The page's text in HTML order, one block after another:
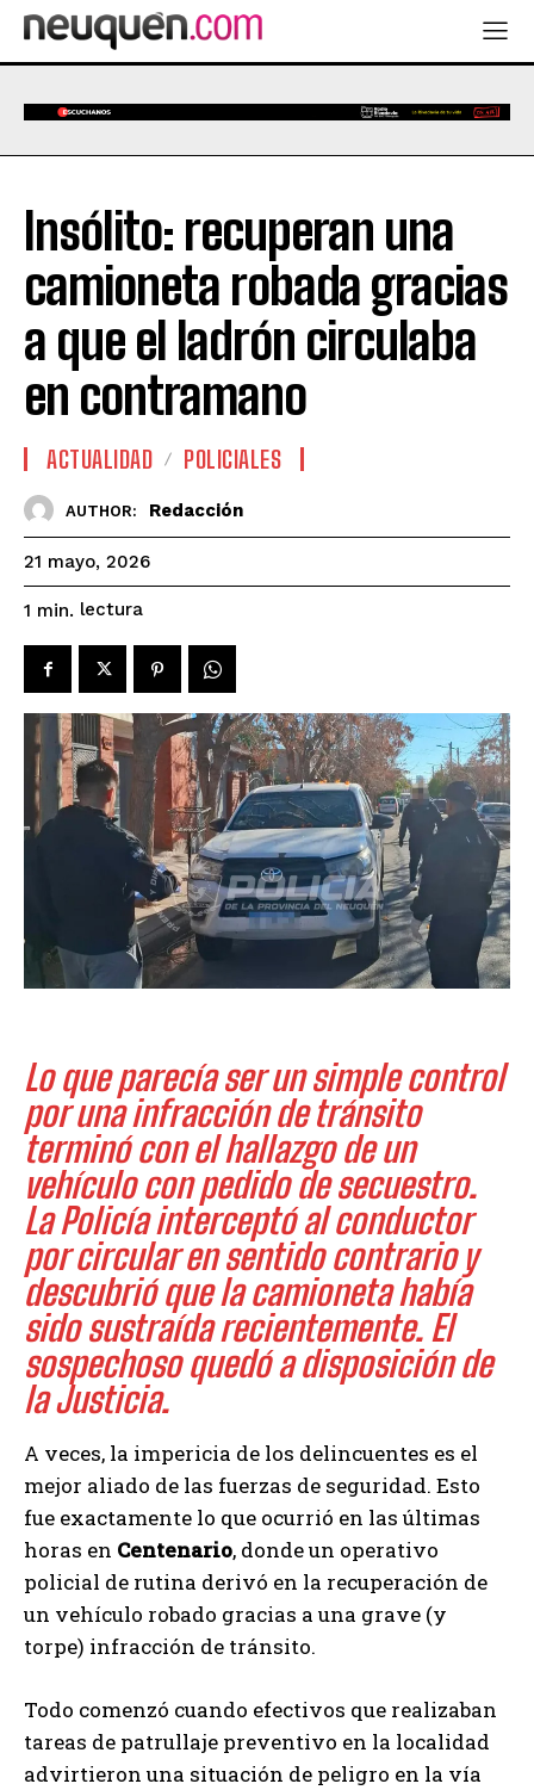
Insólito: recuperan una
camioneta robada gracias
a que el ladrón circulaba
en contramano
ACTUALIDAD POLICIALES
AUTHOR: Redacción
21 mayo, 2026
1 min. lectura
Lo que parecía ser un simple control
por una infracción de tránsito
terminó con el hallazgo de un
vehículo con pedido de secuestro.
La Policía interceptó al conductor
por circular en sentido contrario y
descubrió que la camioneta había
sido sustraída recientemente. El
sospechoso quedó a disposición de
la Justicia.
A veces, la impericia de los delincuentes es el
mejor aliado de las fuerzas de seguridad. Esto
fue exactamente lo que ocurrió en las últimas
horas en Centenario, donde un operativo
policial de rutina derivó en la recuperación de
un vehículo robado gracias a una grave (y
torpe) infracción de tránsito.
Todo comenzó cuando efectivos que realizaban
tareas de patrullaje preventivo en la localidad
advirtieron una situación de peligro en la vía